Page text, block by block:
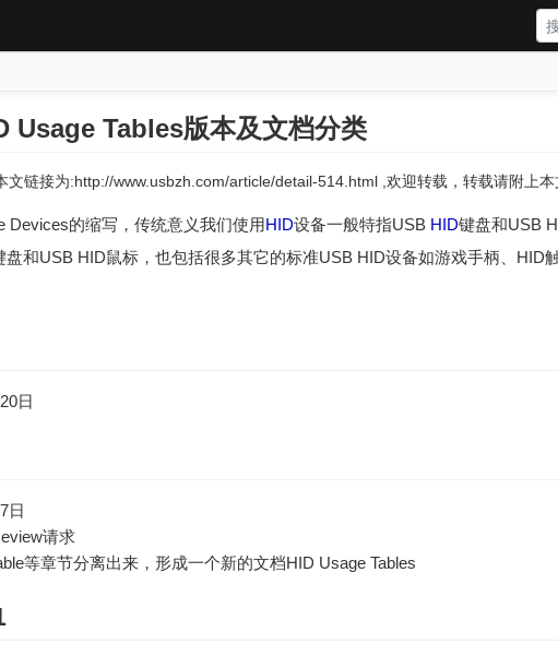
Usage Tables版本及文档分类
文链接为:http://www.usbzh.com/article/detail-514.html ,欢迎转载，转载请附上本
Devices的缩写，传统意义我们使用HID设备一般特指USB HID键盘和USB
和USB HID鼠标，也包括很多其它的标准USB HID设备如游戏手柄、HID
日
日
请求
等章节分离出来，形成一个新的文档HID Usage Tables